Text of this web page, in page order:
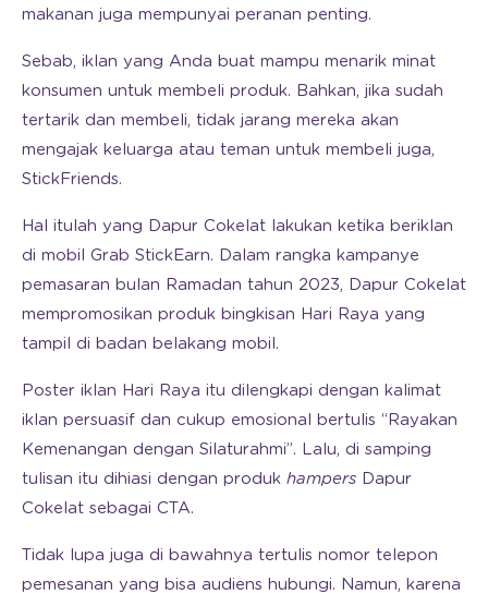
makanan juga mempunyai peranan penting.
Sebab, iklan yang Anda buat mampu menarik minat
konsumen untuk membeli produk. Bahkan, jika sudah
tertarik dan membeli, tidak jarang mereka akan
mengajak keluarga atau teman untuk membeli juga,
StickFriends.
Hal itulah yang Dapur Cokelat lakukan ketika beriklan
di mobil Grab StickEarn. Dalam rangka kampanye
pemasaran bulan Ramadan tahun 2023, Dapur Cokelat
mempromosikan produk bingkisan Hari Raya yang
tampil di badan belakang mobil.
Poster iklan Hari Raya itu dilengkapi dengan kalimat
iklan persuasif dan cukup emosional bertulis “Rayakan
Kemenangan dengan Silaturahmi”. Lalu, di samping
tulisan itu dihiasi dengan produk hampers Dapur
Cokelat sebagai CTA.
Tidak lupa juga di bawahnya tertulis nomor telepon
pemesanan yang bisa audiens hubungi. Namun, karena